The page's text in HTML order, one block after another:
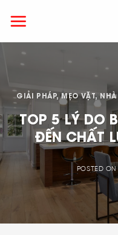
GIẢI PHÁP,MẸO VẶT,
TOP 5 LÝ DO
ĐẾN CHẤT
POSTED ON